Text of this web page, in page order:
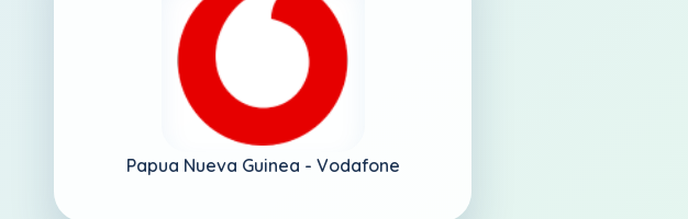
Papua Nueva Guinea - Vodafone